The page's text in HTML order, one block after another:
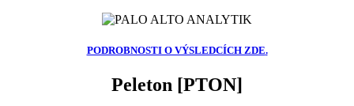
PODROBNOSTI O VÝSLEDCÍCH ZDE.
Peleton [PTON]